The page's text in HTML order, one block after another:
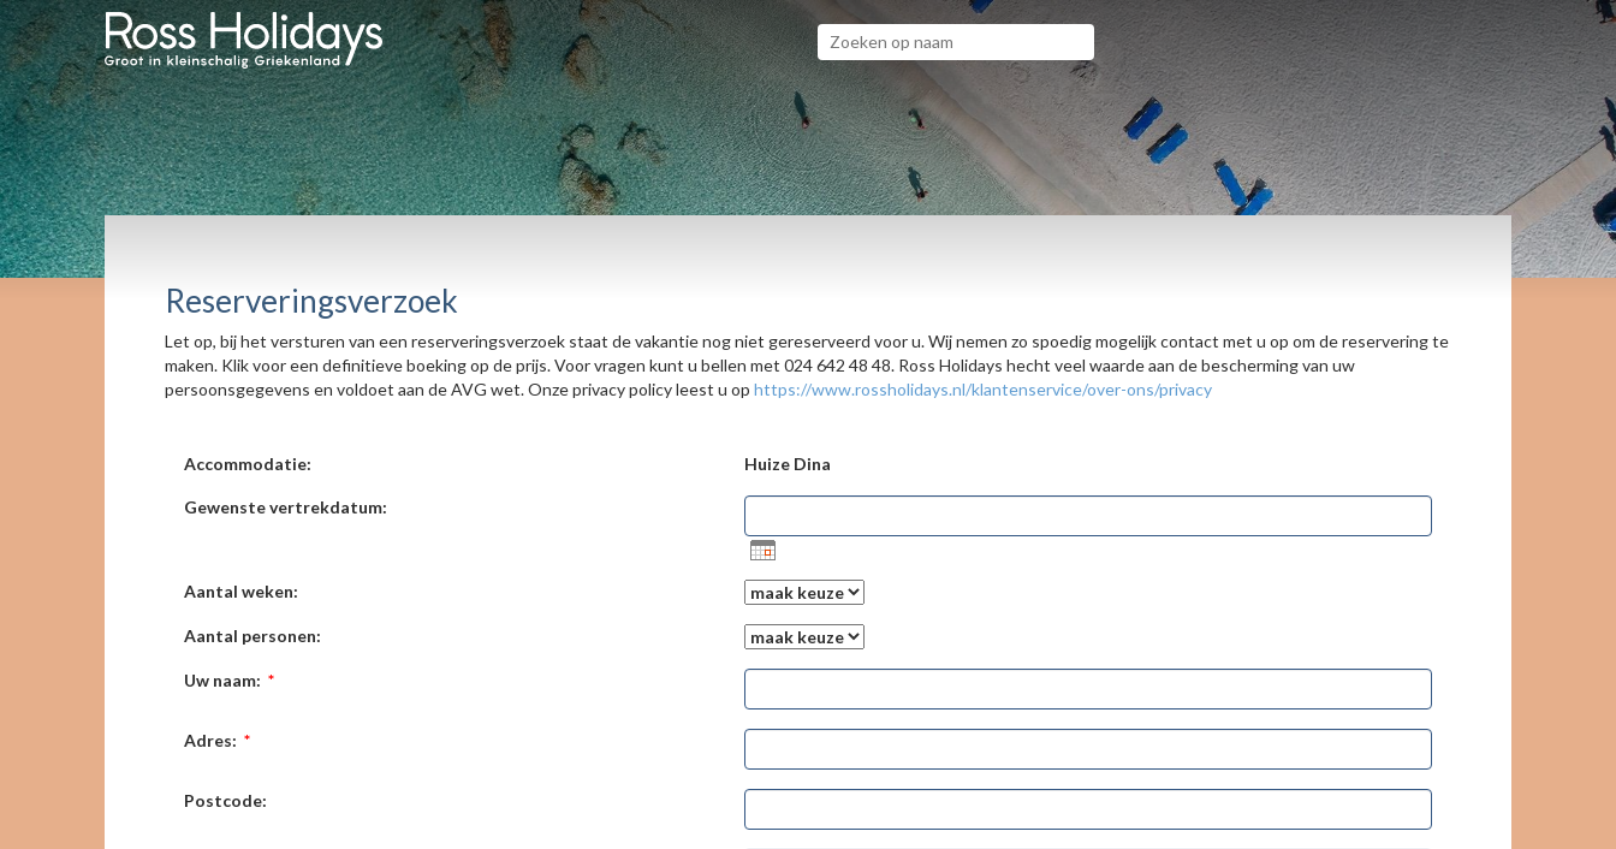
Reserveringsverzoek
Let op, bij het versturen van een reserveringsverzoek staat de vakantie nog niet gereserveerd voor u. Wij nemen zo spoedig mogelijk contact met u op om de reservering te
maken. Klik voor een definitieve boeking op de prijs. Voor vragen kunt u bellen met 024 642 48 48. Ross Holidays hecht veel waarde aan de bescherming van uw
persoonsgegevens en voldoet aan de AVG wet. Onze privacy policy leest u op https://www.rossholidays.nl/klantenservice/over-ons/privacy
Accommodatie: Huize Dina
Gewenste vertrekdatum:
Aantal weken:
Aantal personen:
Uw naam: *
Adres: *
Postcode: